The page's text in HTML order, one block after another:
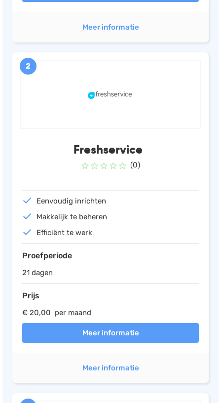
Meer informatie
2
Freshservice
(0)
Eenvoudig inrichten
Makkelijk te beheren
Efficiënt te werk
Proefperiode
21 dagen
Prijs
€ 20,00 per maand
Meer informatie
Meer informatie